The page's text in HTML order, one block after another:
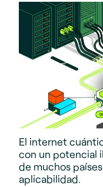
El internet
con un potencial
de muchos
aplicabilidad.